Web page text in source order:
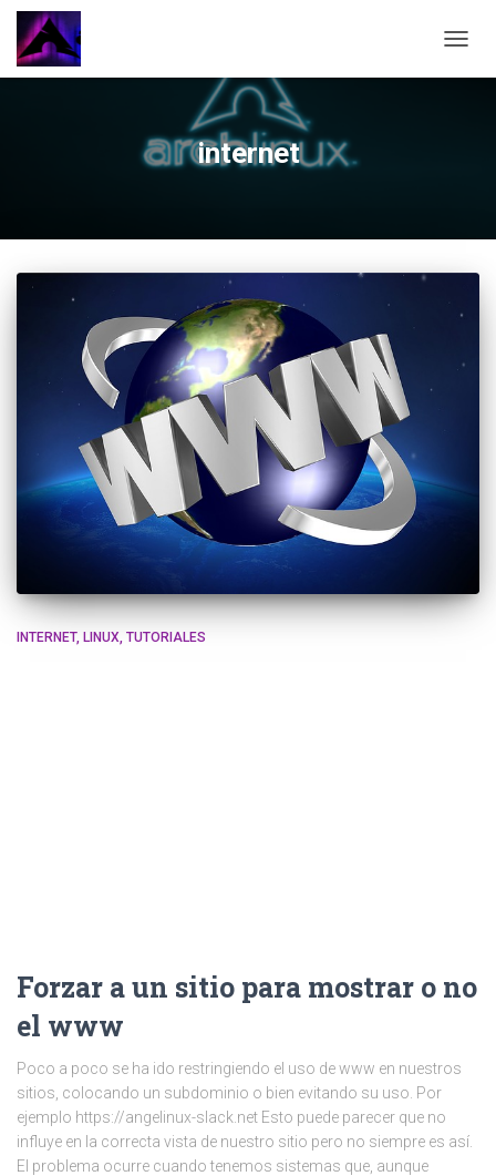
internet
INTERNET LINUX TUTORIALES
Forzar a un sitio para mostrar o no
el www
Poco a poco se ha ido restringiendo el uso de www en nuestros
sitios, colocando un subdominio o bien evitando su uso. Por
ejemplo https://angelinux-slack.net Esto puede parecer que no
influye en la correcta vista de nuestro sitio pero no siempre es así.
El problema ocurre cuando tenemos sistemas que, aunque